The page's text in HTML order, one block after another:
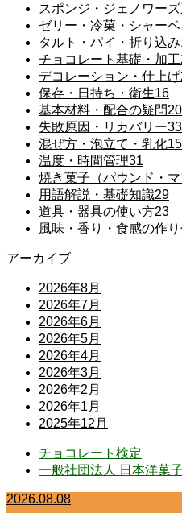
スポンジ・ジェノワー
ゼリー・冷菓・シャーベ
タルト・パイ・折り込み
チョコレート基礎・加工
デコレーション・仕上げ
保存・日持ち・衛生16
基本材料・配合の疑問20
失敗原因・リカバリー33
混ぜ方・泡立て・乳化15
温度・時間管理31
焼き菓子（パウンド・マ
用語解説・基礎知識29
道具・器具の使い方23
風味・香り・食感の作
アーカイブ
2026年8月
2026年7月
2026年6月
2026年5月
2026年4月
2026年3月
2026年2月
2026年1月
2025年12月
チョコレート検定
一般社団法人 日本洋菓
2026.08.08